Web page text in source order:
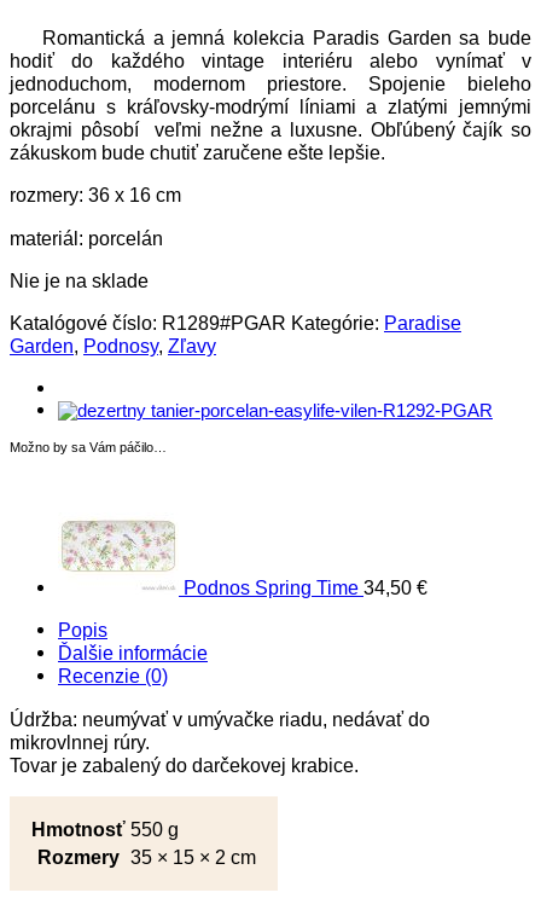
Romantická a jemná kolekcia Paradis Garden sa bude
hodiť do každého vintage interiéru alebo vynímať v
jednoduchom, modernom priestore. Spojenie bieleho
porcelánu s kráľovsky-modrýmí líniami a zlatými jemnými
okrajmi pôsobí veľmi nežne a luxusne. Obľúbený čajík so
zákuskom bude chutiť zaručene ešte lepšie.
rozmery: 36 x 16 cm
materiál: porcelán
Nie je na sklade
Katalógové číslo: R1289#PGAR Kategórie: Paradise
Garden, Podnosy, Zľavy
Možno by sa Vám páčilo…
Podnos Spring Time 34,50 €
Popis
Ďalšie informácie
Recenzie (0)
Údržba: neumývať v umývačke riadu, nedávať do
mikrovlnnej rúry.
Tovar je zabalený do darčekovej krabice.
Hmotnosť 550 g
Rozmery 35 × 15 × 2 cm